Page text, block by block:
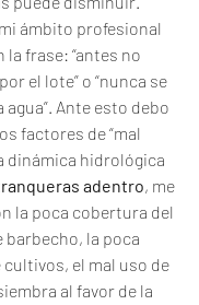
ámbito profesional
frase: “antes no
el lote” o “nunca se
Ante esto debo
factores de “mal
dinámica hidrológica
adentro, me
la poca cobertura del
barbecho, la poca
el mal uso de
al favor de la